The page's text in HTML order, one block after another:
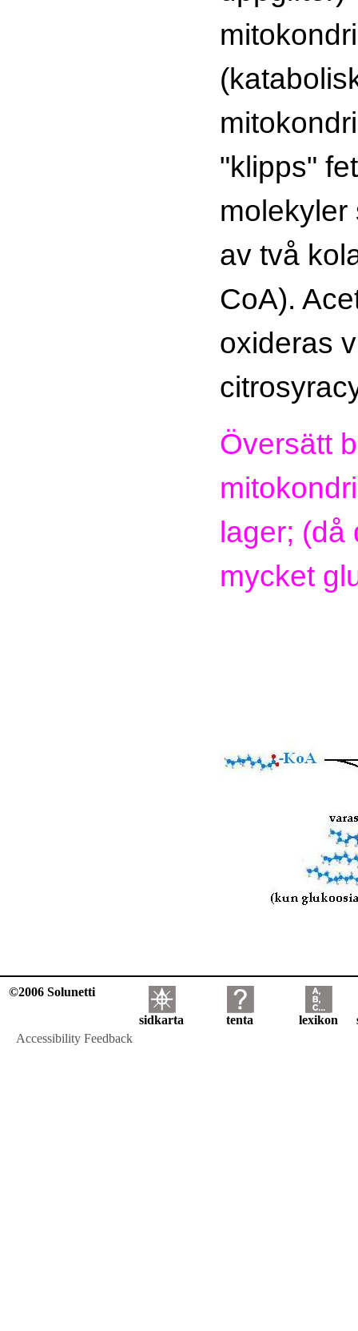
"klipps"
molekyler
av två
CoA).
oxideras
Översätt
lager; (då
mycket
©2006 Solunetti
sidkarta tenta lexikon
Accessibility Feedback